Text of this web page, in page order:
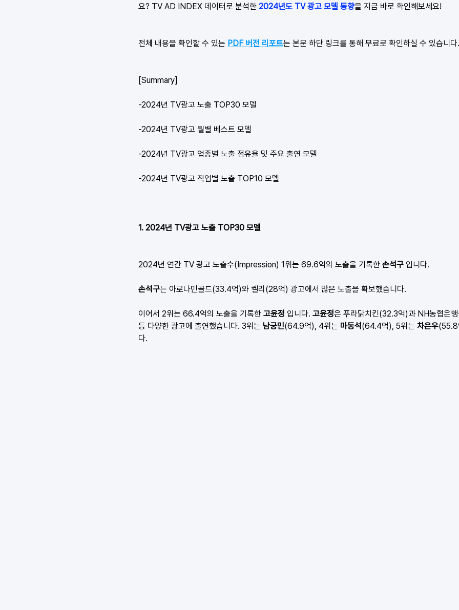
요? TV AD INDEX 데이터로 분석한 2024년도 TV 광고 모델 동향을 지금 바로 확인해보세요!
전체 내용을 확인할 수 있는 PDF 버전 리포트는 본문 하단 링크를 통해 무료로 확인하실 수 있습니다.
[Summary]
-2024년 TV광고 노출 TOP30 모델
-2024년 TV광고 월별 베스트 모델
-2024년 TV광고 업종별 노출 점유율 및 주요 출연 모델
-2024년 TV광고 직업별 노출 TOP10 모델
1. 2024년 TV광고 노출 TOP30 모델
2024년 연간 TV 광고 노출수(Impression) 1위는 69.6억의 노출을 기록한 손석구 입니다.
손석구는 아로나민골드(33.4억)와 켈리(28억) 광고에서 많은 노출을 확보했습니다.
이어서 2위는 66.4억의 노출을 기록한 고윤정 입니다. 고윤정은 푸라닭치킨(32.3억)과 NH농협은
등 다양한 광고에 출연했습니다. 3위는 남궁민(64.9억), 4위는 마동석(64.4억), 5위는 차은우(55.8
다.